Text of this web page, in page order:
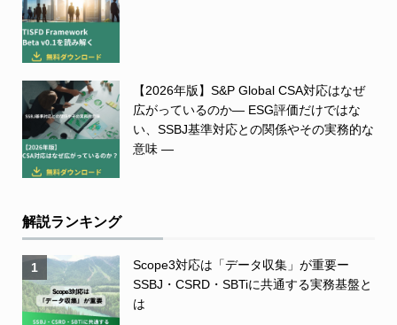
【2026年版】S&P Global CSA対応はなぜ
広がっているのか― ESG評価だけではな
い、SSBJ基準対応との関係やその実務的な
意味 ―
解説ランキング
1
Scope3対応は「データ収集」が重要ー
SSBJ・CSRD・SBTiに共通する実務基盤と
は